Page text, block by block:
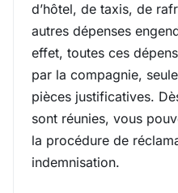
d’hôtel, de taxis, de
autres dépenses
effet, toutes ces
par la compagnie,
pièces justificatives.
sont réunies, vous
la procédure de
indemnisation.